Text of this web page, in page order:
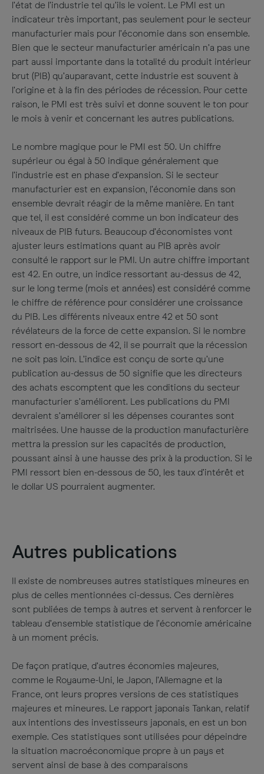
l’état de l’industrie tel qu’ils le voient. Le PMI est un
indicateur très important, pas seulement pour le secteur
manufacturier mais pour l’économie dans son ensemble.
Bien que le secteur manufacturier américain n’a pas une
part aussi importante dans la totalité du produit intérieur
brut (PIB) qu’auparavant, cette industrie est souvent à
l’origine et à la fin des périodes de récession. Pour cette
raison, le PMI est très suivi et donne souvent le ton pour
le mois à venir et concernant les autres publications.
Le nombre magique pour le PMI est 50. Un chiffre
supérieur ou égal à 50 indique généralement que
l’industrie est en phase d’expansion. Si le secteur
manufacturier est en expansion, l’économie dans son
ensemble devrait réagir de la même manière. En tant
que tel, il est considéré comme un bon indicateur des
niveaux de PIB futurs. Beaucoup d’économistes vont
ajuster leurs estimations quant au PIB après avoir
consulté le rapport sur le PMI. Un autre chiffre important
est 42. En outre, un indice ressortant au-dessus de 42,
sur le long terme (mois et années) est considéré comme
le chiffre de référence pour considérer une croissance
du PIB. Les différents niveaux entre 42 et 50 sont
révélateurs de la force de cette expansion. Si le nombre
ressort en-dessous de 42, il se pourrait que la récession
ne soit pas loin. L’indice est conçu de sorte qu’une
publication au-dessus de 50 signifie que les directeurs
des achats escomptent que les conditions du secteur
manufacturier s’améliorent. Les publications du PMI
devraient s’améliorer si les dépenses courantes sont
maitrisées. Une hausse de la production manufacturière
mettra la pression sur les capacités de production,
poussant ainsi à une hausse des prix à la production. Si le
PMI ressort bien en-dessous de 50, les taux d’intérêt et
le dollar US pourraient augmenter.
Autres publications
Il existe de nombreuses autres statistiques mineures en
plus de celles mentionnées ci-dessus. Ces dernières
sont publiées de temps à autres et servent à renforcer le
tableau d’ensemble statistique de l’économie américaine
à un moment précis.
De façon pratique, d’autres économies majeures,
comme le Royaume-Uni, le Japon, l’Allemagne et la
France, ont leurs propres versions de ces statistiques
majeures et mineures. Le rapport japonais Tankan, relatif
aux intentions des investisseurs japonais, en est un bon
exemple. Ces statistiques sont utilisées pour dépeindre
la situation macroéconomique propre à un pays et
servent ainsi de base à des comparaisons